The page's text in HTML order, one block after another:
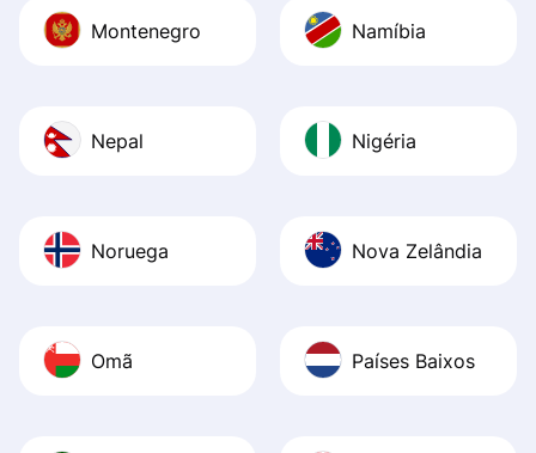
Montenegro Namíbia
Nepal Nigéria
Noruega Nova Zelândia
Omã Países Baixos